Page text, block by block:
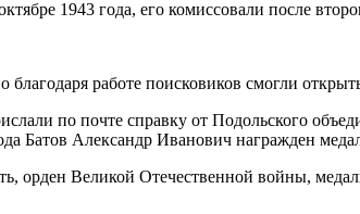
1943 года, его комиссовали после
работе поисковиков смогли
по почте справку от Подольского
Батов Александр Иванович награжден
орден Великой Отечественной войны,